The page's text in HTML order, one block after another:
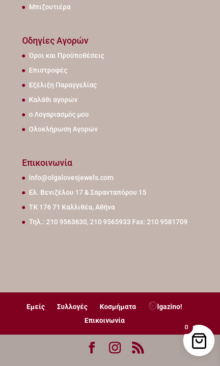
Μπιζουτιέρα
Οδηγίες Αγορών
Όροι και Προϋποθέσεις
Επιστροφές
Εξέλιξη Παραγγελίας
Καλάθι αγορών
ο Λογαριασμός μου
Ολοκλήρωση Αγορών
Επικοινωνία
info@olgalovesjewels.com
Ελ. Βενιζέλου 17 & Σαρανταπόρου 15
ΤΚ 176 71 Καλλιθέα, Αθήνα
Τηλ.: 210 9563630, 210 9565933 Fax: 210 9581709
Εμείς Συλλογές Κοσμήματα
lgazino!
Επικοινωνία
0